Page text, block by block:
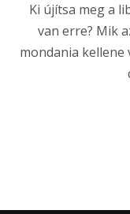
Ki újítsa meg a
van erre? Mik
mondania kellene